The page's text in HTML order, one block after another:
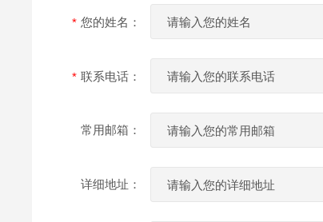
您的姓名：
联系电话：
常用邮箱：
详细地址：